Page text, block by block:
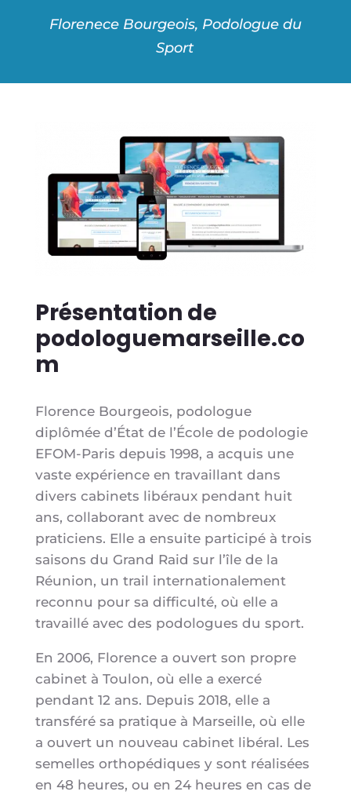
Florenece Bourgeois, Podologue du
Sport
Présentation de
podologuemarseille.co
m
Florence Bourgeois, podologue
diplômée d’État de l’École de podologie
EFOM-Paris depuis 1998, a acquis une
vaste expérience en travaillant dans
divers cabinets libéraux pendant huit
ans, collaborant avec de nombreux
praticiens. Elle a ensuite participé à trois
saisons du Grand Raid sur l’île de la
Réunion, un trail internationalement
reconnu pour sa difficulté, où elle a
travaillé avec des podologues du sport.
En 2006, Florence a ouvert son propre
cabinet à Toulon, où elle a exercé
pendant 12 ans. Depuis 2018, elle a
transféré sa pratique à Marseille, où elle
a ouvert un nouveau cabinet libéral. Les
semelles orthopédiques y sont réalisées
en 48 heures, ou en 24 heures en cas de